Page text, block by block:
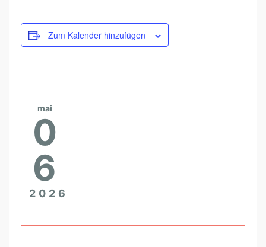
T
E
E
R
N
Zum Kalender hinzufügen
mai
0
6
2026